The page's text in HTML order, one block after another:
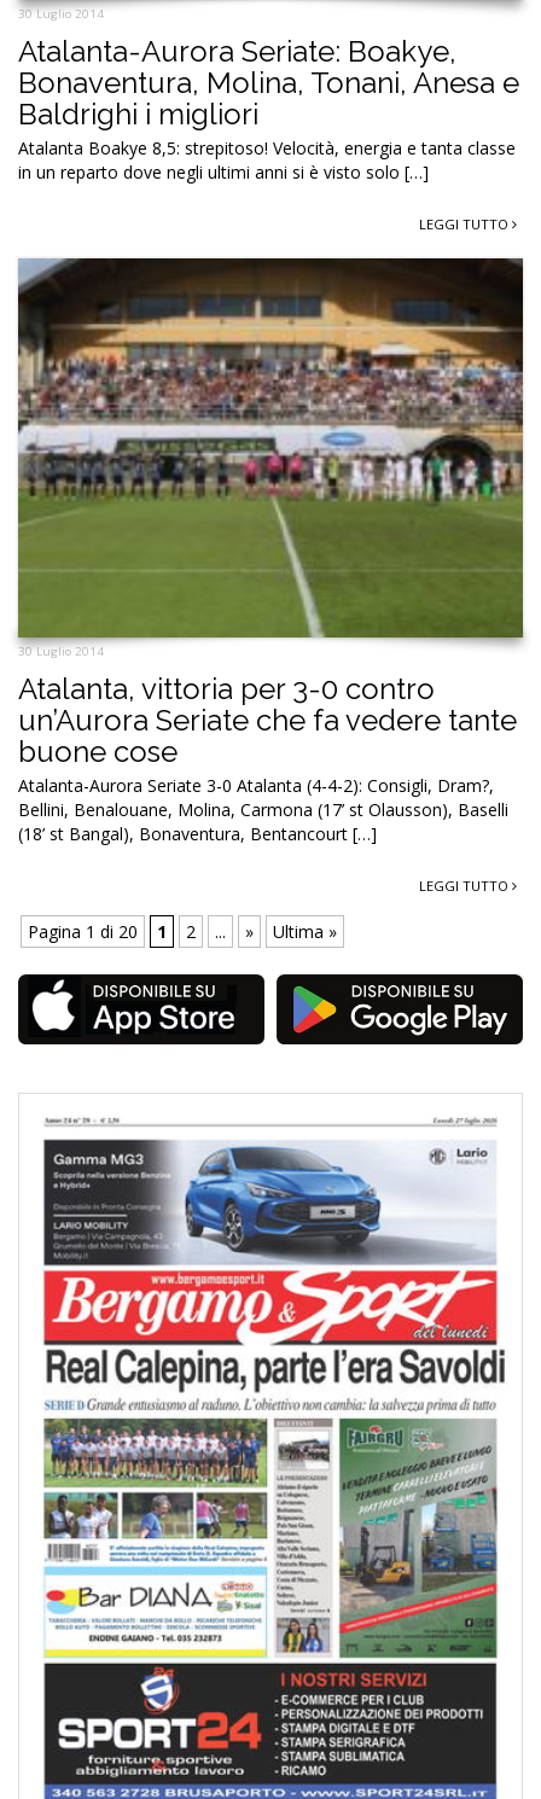
30 Luglio 2014
Atalanta-Aurora Seriate: Boakye,
Bonaventura, Molina, Tonani, Anesa e
Baldrighi i migliori
Atalanta Boakye 8,5: strepitoso! Velocità, energia e tanta classe
in un reparto dove negli ultimi anni si è visto solo […]
LEGGI TUTTO
30 Luglio 2014
Atalanta, vittoria per 3-0 contro
un’Aurora Seriate che fa vedere tante
buone cose
Atalanta-Aurora Seriate 3-0 Atalanta (4-4-2): Consigli, Dram?,
Bellini, Benalouane, Molina, Carmona (17’ st Olausson), Baselli
(18’ st Bangal), Bonaventura, Bentancourt […]
LEGGI TUTTO
Pagina 1 di 20 1 2 ... » Ultima »